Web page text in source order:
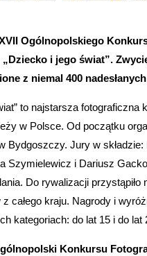
Ogólnopolskiego
i jego świat”.
z niemal 400
to najstarsza fotograficzna
w Polsce. Od początku
Bydgoszczy. Jury w
Szymielewicz i Dariusz
Do rywalizacji przystąpiło
z całego kraju. Nagrody i
kategoriach: do lat 15 i do lat
Konkursu